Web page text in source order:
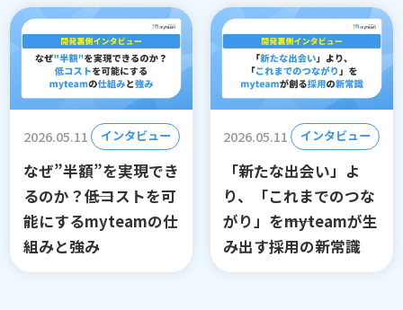
2026.05.11 インタビュー
なぜ”半額”を実現でき
るのか？――低コストを可
能にするmyteamの仕
組みと強み
2026.05.11 インタビュー
「新たな出会い」よ
り、「これまでのつな
がり」を――myteamが生
み出す採用の新常識